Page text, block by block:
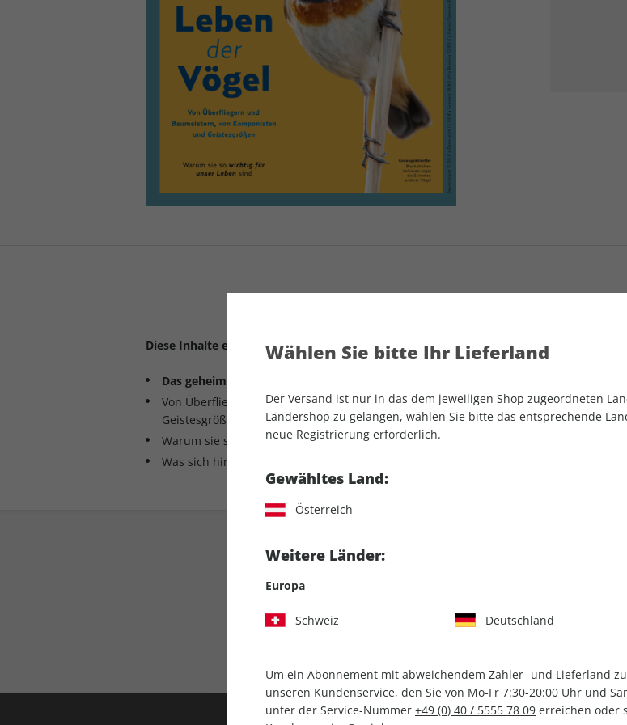
GEO KOMPAKT 75/
Diese Inhalte erwarten Sie:
Das geheime Leben der Vögel
Von Überfliegern und Baumeistern, von Komponisten und
Geistesgrößen
Warum sie so wichtig für unser Leben sind
Was sich hinter ihren Melodien verbirgt
Wählen Sie bitte Ihr Lieferland
Der Versand ist nur in das dem jeweiligen Shop zugeordneten
Ländershop zu gelangen, wählen Sie bitte das entsprechende
neue Registrierung erforderlich.
Gewähltes Land:
Österreich
Weitere Länder:
Europa
Schweiz Deutschland
Um ein Abonnement mit abweichendem Zahler- und Lieferland
unseren Kundenservice, den Sie von Mo-Fr 7:30-20:00 Uhr und
unter der Service-Nummer +49 (0) 40 / 5555 78 09 erreichen oder